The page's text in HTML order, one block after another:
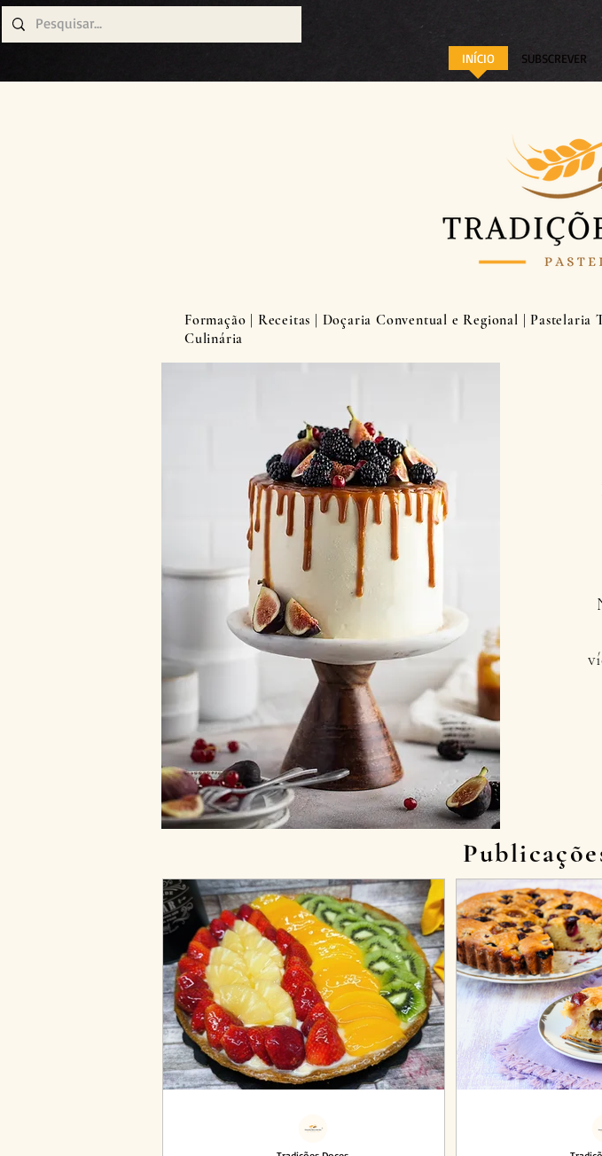
INÍCIO SUBSCREVER
Formação | Receitas | Doçaria Conventual e Regional | Pastelaria
Culinária